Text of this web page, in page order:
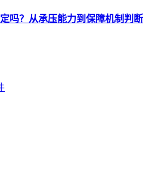
吗？从承压能力到保障机制判断